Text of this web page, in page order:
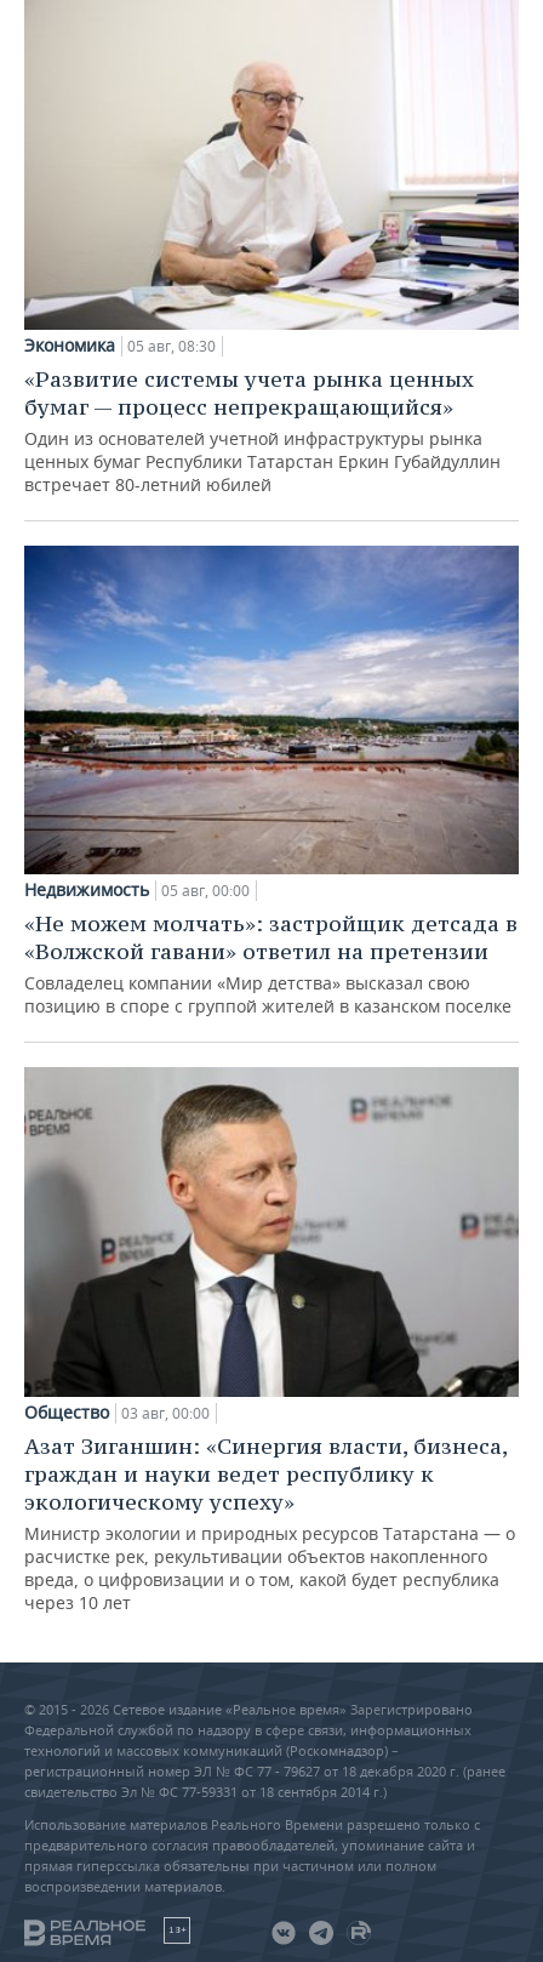
Экономика 05 авг, 08:30
«Развитие системы учета рынка ценных
бумаг — процесс непрекращающийся»
Один из основателей учетной инфраструктуры рынка
ценных бумаг Республики Татарстан Еркин Губайдуллин
встречает 80-летний юбилей
Недвижимость 05 авг, 00:00
«Не можем молчать»: застройщик детсада в
«Волжской гавани» ответил на претензии
Совладелец компании «Мир детства» высказал свою
позицию в споре с группой жителей в казанском поселке
Общество 03 авг, 00:00
Азат Зиганшин: «Синергия власти, бизнеса,
граждан и науки ведет республику к
экологическому успеху»
Министр экологии и природных ресурсов Татарстана — о
расчистке рек, рекультивации объектов накопленного
вреда, о цифровизации и о том, какой будет республика
через 10 лет
© 2015 - 2026 Сетевое издание «Реальное время» Зарегистрировано
Федеральной службой по надзору в сфере связи, информационных
технологий и массовых коммуникаций (Роскомнадзор) –
регистрационный номер ЭЛ № ФС 77 - 79627 от 18 декабря 2020 г. (ранее
свидетельство Эл № ФС 77-59331 от 18 сентября 2014 г.)
Использование материалов Реального Времени разрешено только с
предварительного согласия правообладателей, упоминание сайта и
прямая гиперссылка обязательны при частичном или полном
воспроизведении материалов.
18+